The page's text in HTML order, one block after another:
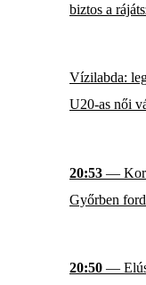
biztos a
Vízilabda:
U20-as női
20:53 —
Győrben
20:50 —